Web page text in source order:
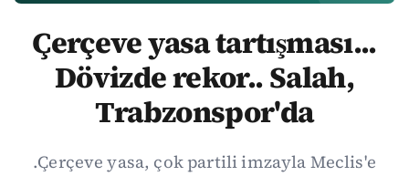
Çerçeve yasa tartışması...
Dövizde rekor.. Salah,
Trabzonspor'da
.Çerçeve yasa, çok partili imzayla Meclis'e